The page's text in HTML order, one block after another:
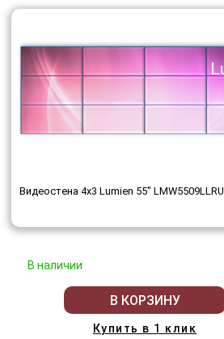
Видеостена 4x3 Lumien 55" LMW5509LLRU
В наличии
В КОРЗИНУ
Купить в 1 клик